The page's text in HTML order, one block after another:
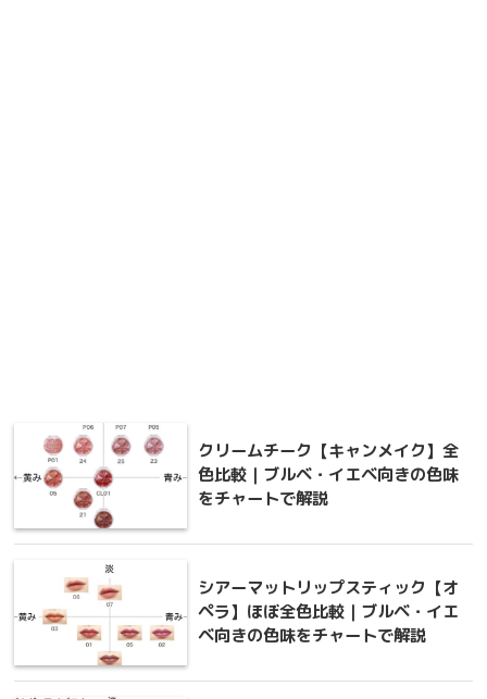
クリームチーク【キャンメイク】全
色比較｜ブルベ・イエベ向きの色味
をチャートで解説
シアーマットリップスティック【オ
ペラ】ほぼ全色比較｜ブルベ・イエ
ベ向きの色味をチャートで解説